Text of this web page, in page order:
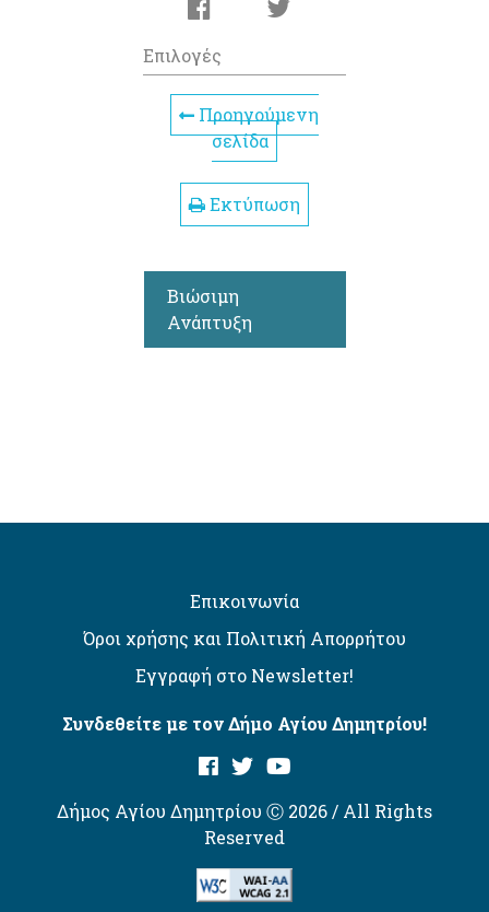
Επιλογές
Προηγούμενη
σελίδα
Εκτύπωση
Βιώσιμη
Ανάπτυξη
Επικοινωνία
Όροι χρήσης και Πολιτική Απορρήτου
Εγγραφή στο Newsletter!
Συνδεθείτε με τον Δήμο Αγίου Δημητρίου!
Δήμος Αγίου Δημητρίου Ⓒ 2026 / All Rights
Reserved